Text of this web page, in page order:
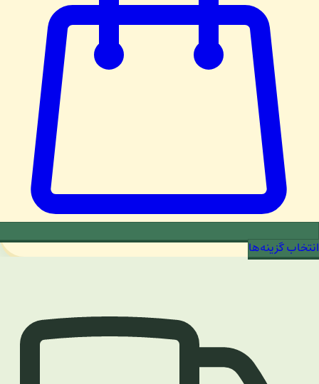
انتخاب گزینه‌ها